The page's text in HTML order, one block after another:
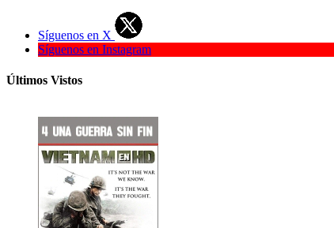
Síguenos en X
Síguenos en Instagram
Últimos Vistos